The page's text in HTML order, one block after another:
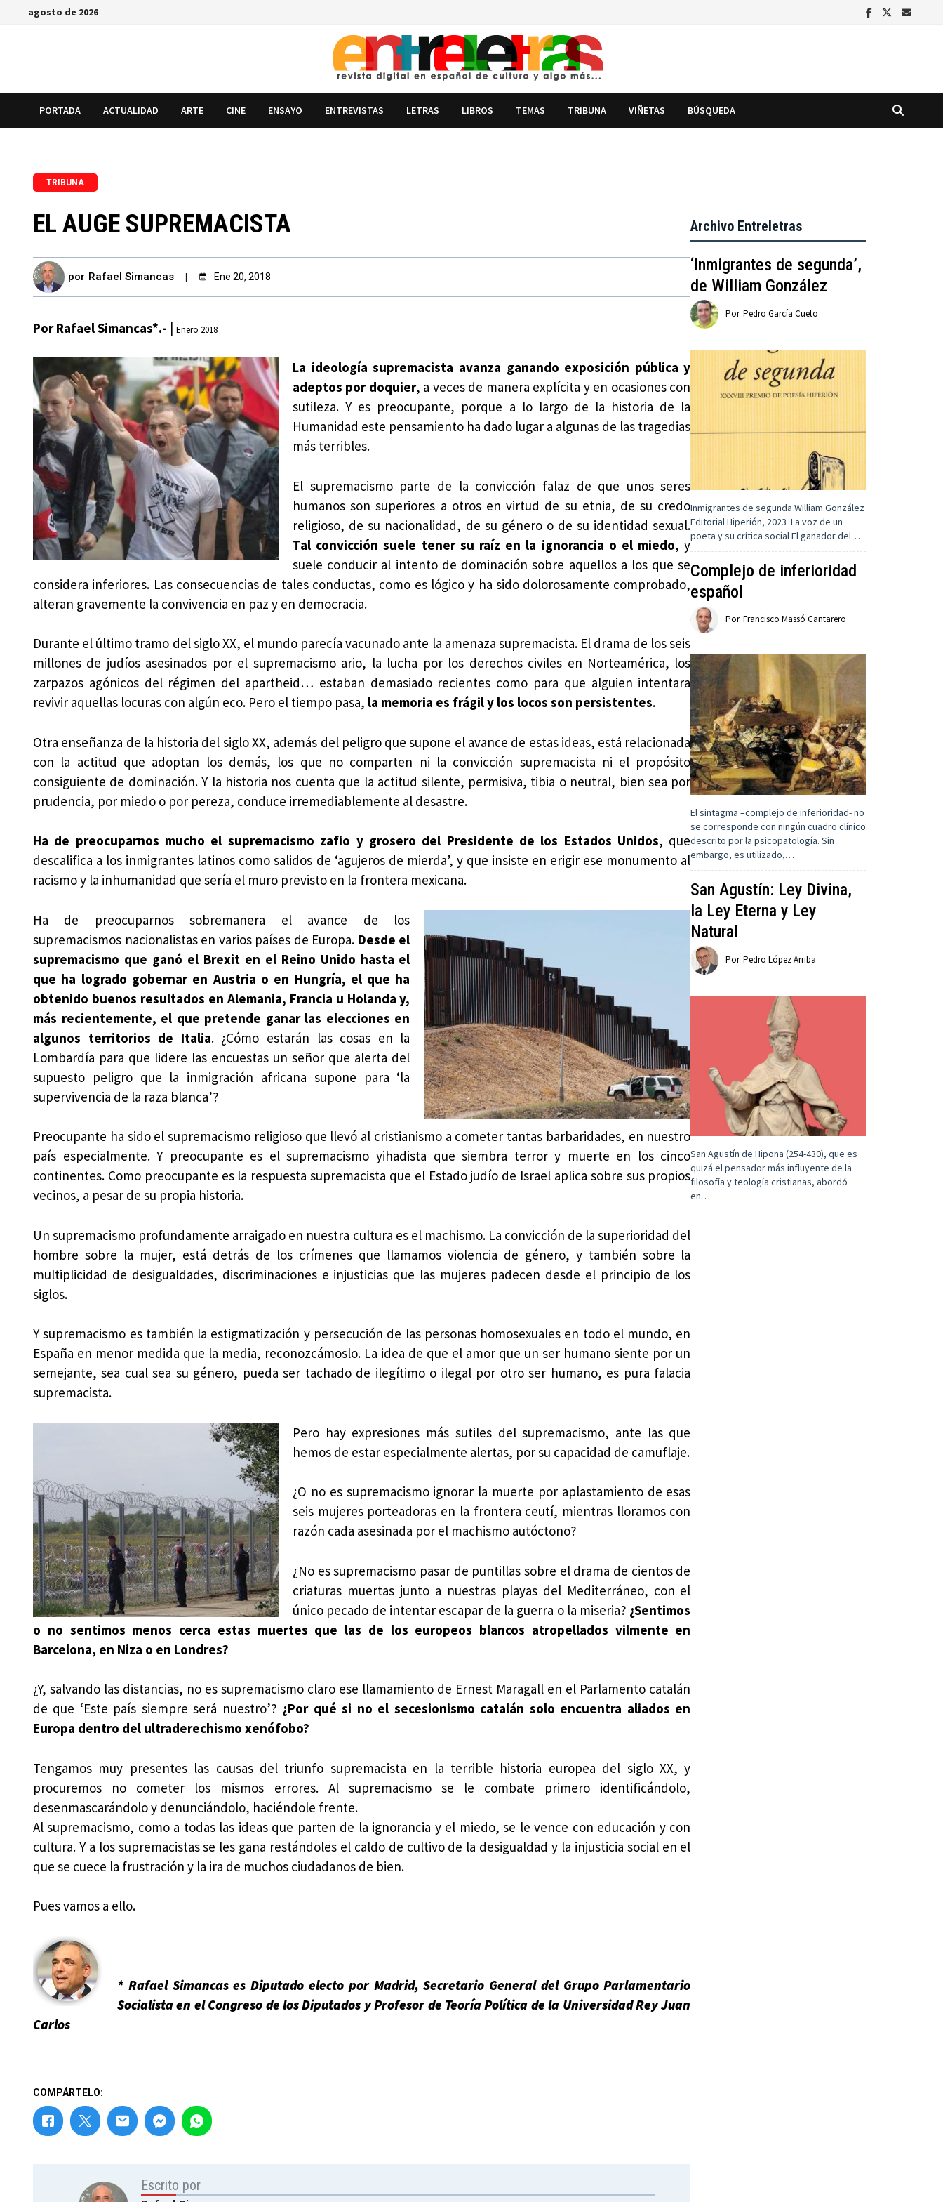
Saltaragosto de 2026
PORTADA ACTUALIDAD ARTE CINE ENSAYO ENTREVISTAS LETRAS LIBROS TEMAS TRIBUNA VIÑETAS BÚSQUEDA
TRIBUNA
EL AUGE SUPREMACISTA
por Rafael Simancas Ene 20, 2018
Por Rafael Simancas*.- | Enero 2018
La ideología supremacista avanza ganando exposición pública y
adeptos por doquier, a veces de manera explícita y en ocasiones con
sutileza. Y es preocupante, porque a lo largo de la historia de la
Humanidad este pensamiento ha dado lugar a algunas de las tragedias
más terribles.
El supremacismo parte de la convicción falaz de que unos seres
humanos son superiores a otros en virtud de su etnia, de su credo
religioso, de su nacionalidad, de su género o de su identidad sexual.
Tal convicción suele tener su raíz en la ignorancia o el miedo, y
suele conducir al intento de dominación sobre aquellos a los que se
considera inferiores. Las consecuencias de tales conductas, como es lógico y ha sido dolorosamente comprobado,
alteran gravemente la convivencia en paz y en democracia.
Durante el último tramo del siglo XX, el mundo parecía vacunado ante la amenaza supremacista. El drama de los seis
millones de judíos asesinados por el supremacismo ario, la lucha por los derechos civiles en Norteamérica, los
zarpazos agónicos del régimen del apartheid… estaban demasiado recientes como para que alguien intentara
revivir aquellas locuras con algún eco. Pero el tiempo pasa, la memoria es frágil y los locos son persistentes.
Otra enseñanza de la historia del siglo XX, además del peligro que supone el avance de estas ideas, está relacionada
con la actitud que adoptan los demás, los que no comparten ni la convicción supremacista ni el propósito
consiguiente de dominación. Y la historia nos cuenta que la actitud silente, permisiva, tibia o neutral, bien sea por
prudencia, por miedo o por pereza, conduce irremediablemente al desastre.
Ha de preocuparnos mucho el supremacismo zafio y grosero del Presidente de los Estados Unidos, que
descalifica a los inmigrantes latinos como salidos de ‘agujeros de mierda’, y que insiste en erigir ese monumento al
racismo y la inhumanidad que sería el muro previsto en la frontera mexicana.
Ha de preocuparnos sobremanera el avance de los
supremacismos nacionalistas en varios países de Europa. Desde el
supremacismo que ganó el Brexit en el Reino Unido hasta el
que ha logrado gobernar en Austria o en Hungría, el que ha
obtenido buenos resultados en Alemania, Francia u Holanda y,
más recientemente, el que pretende ganar las elecciones en
algunos territorios de Italia. ¿Cómo estarán las cosas en la
Lombardía para que lidere las encuestas un señor que alerta del
supuesto peligro que la inmigración africana supone para ‘la
supervivencia de la raza blanca’?
Preocupante ha sido el supremacismo religioso que llevó al cristianismo a cometer tantas barbaridades, en nuestro
país especialmente. Y preocupante es el supremacismo yihadista que siembra terror y muerte en los cinco
continentes. Como preocupante es la respuesta supremacista que el Estado judío de Israel aplica sobre sus propios
vecinos, a pesar de su propia historia.
Un supremacismo profundamente arraigado en nuestra cultura es el machismo. La convicción de la superioridad del
hombre sobre la mujer, está detrás de los crímenes que llamamos violencia de género, y también sobre la
multiplicidad de desigualdades, discriminaciones e injusticias que las mujeres padecen desde el principio de los
siglos.
Y supremacismo es también la estigmatización y persecución de las personas homosexuales en todo el mundo, en
España en menor medida que la media, reconozcámoslo. La idea de que el amor que un ser humano siente por un
semejante, sea cual sea su género, pueda ser tachado de ilegítimo o ilegal por otro ser humano, es pura falacia
supremacista.
Pero hay expresiones más sutiles del supremacismo, ante las que
hemos de estar especialmente alertas, por su capacidad de camuflaje.
¿O no es supremacismo ignorar la muerte por aplastamiento de esas
seis mujeres porteadoras en la frontera ceutí, mientras lloramos con
razón cada asesinada por el machismo autóctono?
¿No es supremacismo pasar de puntillas sobre el drama de cientos de
criaturas muertas junto a nuestras playas del Mediterráneo, con el
único pecado de intentar escapar de la guerra o la miseria? ¿Sentimos
o no sentimos menos cerca estas muertes que las de los europeos blancos atropellados vilmente en
Barcelona, en Niza o en Londres?
¿Y, salvando las distancias, no es supremacismo claro ese llamamiento de Ernest Maragall en el Parlamento catalán
de que ‘Este país siempre será nuestro’? ¿Por qué si no el secesionismo catalán solo encuentra aliados en
Europa dentro del ultraderechismo xenófobo?
Tengamos muy presentes las causas del triunfo supremacista en la terrible historia europea del siglo XX, y
procuremos no cometer los mismos errores. Al supremacismo se le combate primero identificándolo,
desenmascarándolo y denunciándolo, haciéndole frente.
Al supremacismo, como a todas las ideas que parten de la ignorancia y el miedo, se le vence con educación y con
cultura. Y a los supremacistas se les gana restándoles el caldo de cultivo de la desigualdad y la injusticia social en el
que se cuece la frustración y la ira de muchos ciudadanos de bien.
Pues vamos a ello.
* Rafael Simancas es Diputado electo por Madrid, Secretario General del Grupo Parlamentario
Socialista en el Congreso de los Diputados y Profesor de Teoría Política de la Universidad Rey Juan
Carlos
COMPÁRTELO:
Escrito por
Archivo Entreletras
‘Inmigrantes de segunda’,
de William González
Por Pedro García Cueto
Inmigrantes de segunda William González
Editorial Hiperión, 2023 La voz de un
poeta y su crítica social El ganador del…
Complejo de inferioridad
español
Por Francisco Massó Cantarero
El sintagma –complejo de inferioridad- no
se corresponde con ningún cuadro clínico
descrito por la psicopatología. Sin
embargo, es utilizado,…
San Agustín: Ley Divina,
la Ley Eterna y Ley
Natural
Por Pedro López Arriba
San Agustín de Hipona (254-430), que es
quizá el pensador más influyente de la
filosofía y teología cristianas, abordó
en…